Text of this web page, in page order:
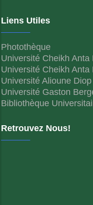
Liens Utiles
Photothèque
Université Cheikh Anta
Université Cheikh Anta
Université Alioune
Université Gaston
Bibliothèque
Retrouvez Nous!